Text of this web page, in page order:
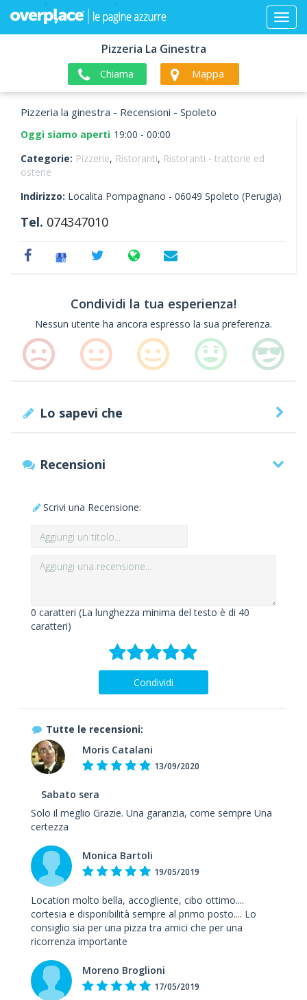
Pizzeria La Ginestra
Chiama Mappa
Pizzeria la ginestra - Recensioni - Spoleto
Oggi siamo aperti 19:00 - 00:00
Categorie: Pizzerie, Ristoranti, Ristoranti - trattorie ed
osterie
Indirizzo: Localita Pompagnano - 06049 Spoleto (Perugia)
Tel. 074347010
Condividi la tua esperienza!
Nessun utente ha ancora espresso la sua preferenza.
Lo sapevi che
Recensioni
Scrivi una Recensione:
0 caratteri (La lunghezza minima del testo è di 40
caratteri)
Condividi
Tutte le recensioni:
Moris Catalani
13/09/2020
Sabato sera
Solo il meglio Grazie. Una garanzia, come sempre Una
certezza
Monica Bartoli
19/05/2019
Location molto bella, accogliente, cibo ottimo....
cortesia e disponibilità sempre al primo posto.... Lo
consiglio sia per una pizza tra amici che per una
ricorrenza importante
Moreno Broglioni
17/05/2019